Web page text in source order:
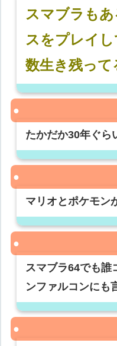
スマブラも
スをプレイ
数生き残って
たかだか30年ぐら
マリオとポケモン
スマブラ64でも誰
ンファルコンにも